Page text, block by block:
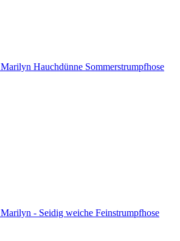
Marilyn Hauchdünne Sommerstrumpfhose
Marilyn - Seidig weiche Feinstrumpfhose